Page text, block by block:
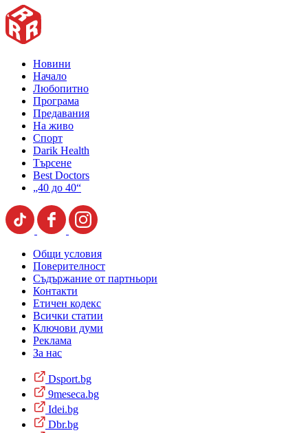
Новини
Начало
Любопитно
Програма
Предавания
На живо
Спорт
Darik Health
Търсене
Best Doctors
„40 до 40“
Общи условия
Поверителност
Съдържание от партньори
Контакти
Етичен кодекс
Всички статии
Ключови думи
Реклама
За нас
Dsport.bg
9meseca.bg
Idei.bg
Dbr.bg